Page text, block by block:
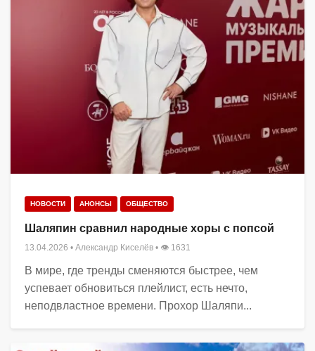
НОВОСТИ АНОНСЫ ОБЩЕСТВО
Шаляпин сравнил народные хоры с попсой
13.04.2026 • Александр Киселёв • 👁 1631
В мире, где тренды сменяются быстрее, чем
успевает обновиться плейлист, есть нечто,
неподвластное времени. Прохор Шаляпи...